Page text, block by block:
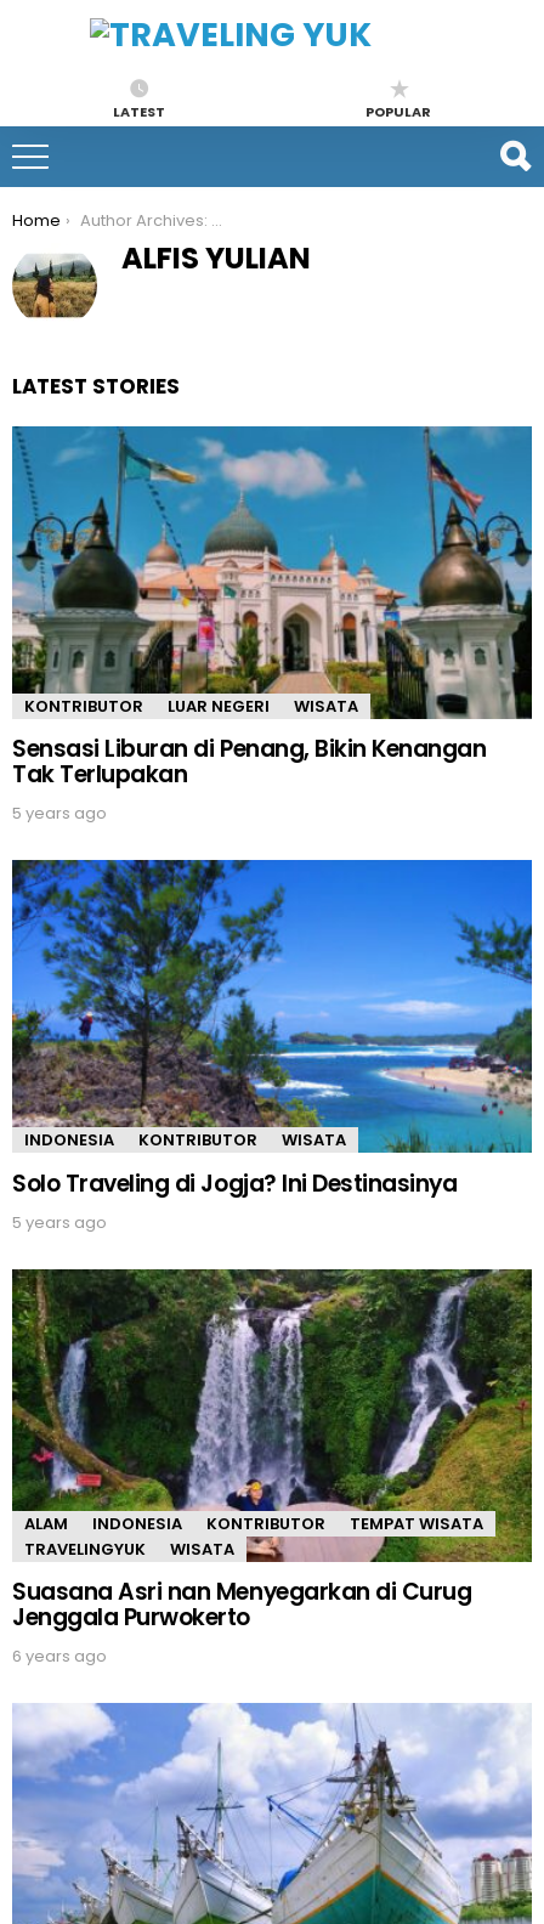
LATEST POPULAR
You are here:
Home Author Archives: Alfis Yulian
ALFIS YULIAN
LATEST STORIES
KONTRIBUTOR LUAR NEGERI WISATA
Sensasi Liburan di Penang, Bikin Kenangan
Tak Terlupakan
5 years ago
INDONESIA KONTRIBUTOR WISATA
Solo Traveling di Jogja? Ini Destinasinya
5 years ago
ALAM INDONESIA KONTRIBUTOR
TEMPAT WISATA
TRAVELINGYUK
WISATA
Suasana Asri nan Menyegarkan di Curug
Jenggala Purwokerto
6 years ago